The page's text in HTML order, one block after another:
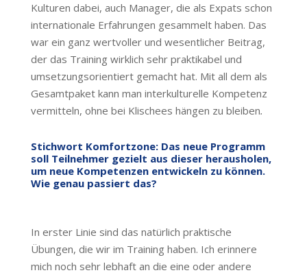
Kulturen dabei, auch Manager, die als Expats schon
internationale Erfahrungen gesammelt haben. Das
war ein ganz wertvoller und wesentlicher Beitrag,
der das Training wirklich sehr praktikabel und
umsetzungsorientiert gemacht hat. Mit all dem als
Gesamtpaket kann man interkulturelle Kompetenz
vermitteln, ohne bei Klischees hängen zu bleiben.
Stichwort Komfortzone: Das neue Programm
soll Teilnehmer gezielt aus dieser herausholen,
um neue Kompetenzen entwickeln zu können.
Wie genau passiert das?
In erster Linie sind das natürlich praktische
Übungen, die wir im Training haben. Ich erinnere
mich noch sehr lebhaft an die eine oder andere